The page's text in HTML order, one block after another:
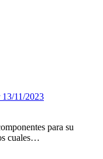
13/11/2023
cuales…